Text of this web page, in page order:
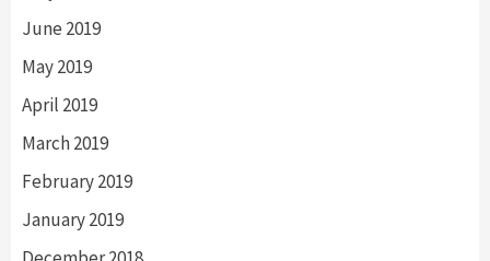
June 2019
May 2019
April 2019
March 2019
February 2019
January 2019